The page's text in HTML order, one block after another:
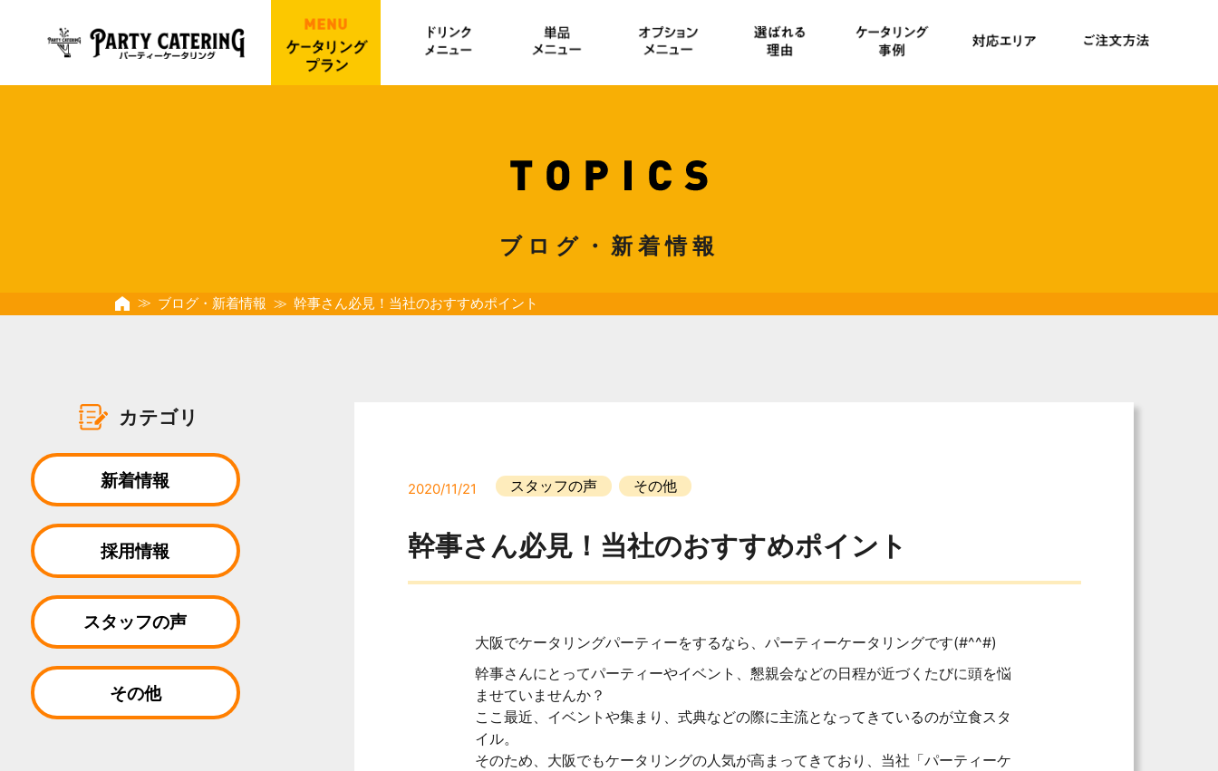
ブログ・新着情報
ブログ・新着情報 幹事さん必見！当社のおすすめポイント
2020/11/21 スタッフの声 その他
幹事さん必見！当社のおすすめポイント
大阪でケータリングパーティーをするなら、パーティーケータリングです(#^^#)
幹事さんにとってパーティーやイベント、懇親会などの日程が近づくたびに頭を悩
ませていませんか？
ここ最近、イベントや集まり、式典などの際に主流となってきているのが立食スタ
イル。
そのため、大阪でもケータリングの人気が高まってきており、当社「パーティーケ
カテゴリ
新着情報
採用情報
スタッフの声
その他